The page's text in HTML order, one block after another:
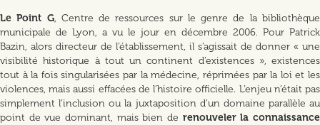
Le Point G, Centre de ressources sur le genre de la bibliothèque
municipale de Lyon, a vu le jour en décembre 2006. Pour Patrick
Bazin, alors directeur de l’établissement, il s’agissait de donner « une
visibilité historique à tout un continent d’existences », existences
tout à la fois singularisées par la médecine, réprimées par la loi et les
violences, mais aussi effacées de l’histoire officielle. L’enjeu n’était pas
simplement l’inclusion ou la juxtaposition d’un domaine parallèle au
point de vue dominant, mais bien de renouveler la connaissance